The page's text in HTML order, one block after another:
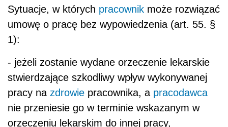
Sytuacje, w których pracownik może rozwiązać
umowę o pracę bez wypowiedzenia (art. 55. §
1):
- jeżeli zostanie wydane orzeczenie lekarskie
stwierdzające szkodliwy wpływ wykonywanej
pracy na zdrowie pracownika, a pracodawca
nie przeniesie go w terminie wskazanym w
orzeczeniu lekarskim do innej pracy,